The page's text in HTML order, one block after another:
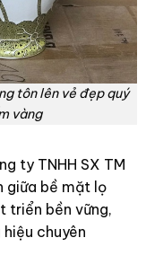
tôn lên vẻ đẹp quý
vàng
ty TNHH SX TM
giữa bề mặt lọ
triển bền vững,
chuyên